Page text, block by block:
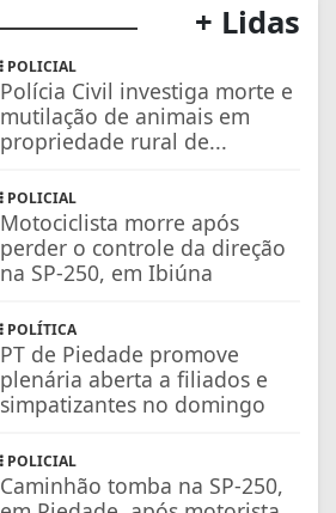
+ Lidas
POLICIAL
Polícia Civil investiga morte e
mutilação de animais em
propriedade rural de...
POLICIAL
Motociclista morre após
perder o controle da direção
na SP-250, em Ibiúna
POLÍTICA
PT de Piedade promove
plenária aberta a filiados e
simpatizantes no domingo
POLICIAL
Caminhão tomba na SP-250,